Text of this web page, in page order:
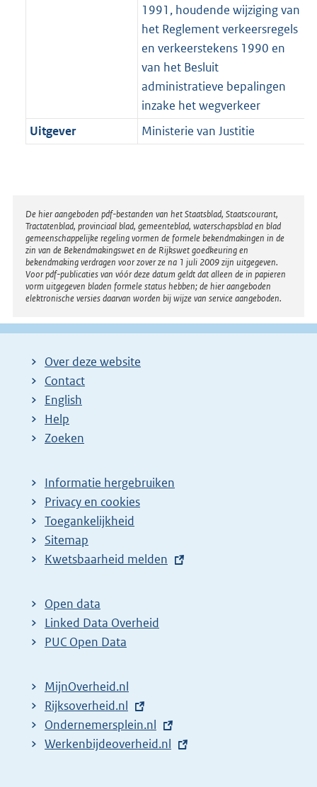
1991, houdende wijziging van
het Reglement verkeersregels
en verkeerstekens 1990 en
van het Besluit
administratieve bepalingen
inzake het wegverkeer
Uitgever
Ministerie van Justitie
Disclaimer
De hier aangeboden pdf-bestanden van het Staatsblad, Staatscourant,
Tractatenblad, provinciaal blad, gemeenteblad, waterschapsblad en blad
gemeenschappelijke regeling vormen de formele bekendmakingen in de
zin van de Bekendmakingswet en de Rijkswet goedkeuring en
bekendmaking verdragen voor zover ze na 1 juli 2009 zijn uitgegeven.
Voor pdf-publicaties van vóór deze datum geldt dat alleen de in papieren
vorm uitgegeven bladen formele status hebben; de hier aangeboden
elektronische versies daarvan worden bij wijze van service aangeboden.
Over deze website
Contact
English
Help
Zoeken
Informatie hergebruiken
Privacy en cookies
Toegankelijkheid
Sitemap
E
t
e
r
l
i
n
k
Kwetsbaarheid melden
Open data
Linked Data Overheid
PUC Open Data
MijnOverheid.nl
E
x
t
Rijksoverheid.nl
E
x
Ondernemersplein.nl
E
Werkenbijdeoverheid.nl